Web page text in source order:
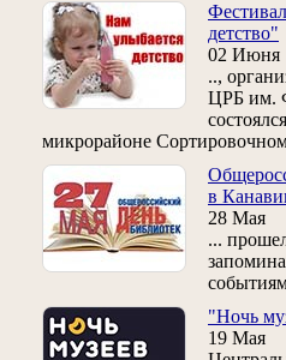
детство"
02 Июня
..,
ЦРБ им.
микрорайоне
в
28 Мая
...
"Ночь
19 Мая